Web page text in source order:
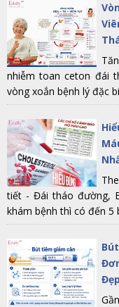
nhiễm toan ceton đái
vòng xoắn bệnh lý đặc
tiết - Đái tháo đường,
khám bệnh thì có đến 5
Đẹp